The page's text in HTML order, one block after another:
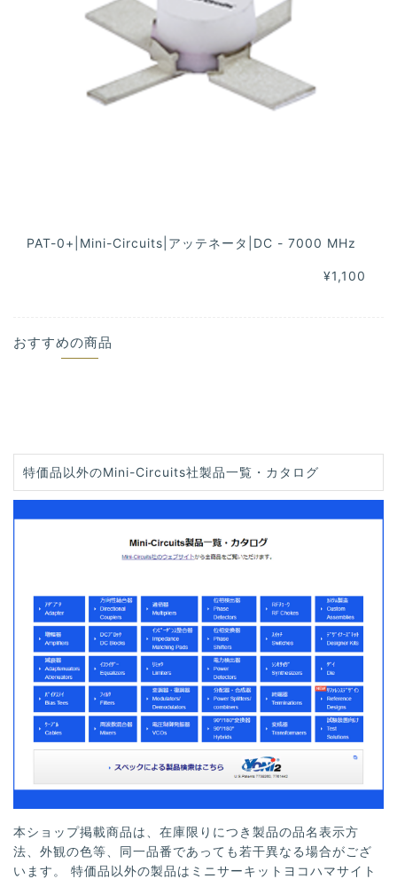
PAT-0+|Mini-Circuits|アッテネータ|DC - 7000 MHz
¥1,100
おすすめの商品
特価品以外のMini-Circuits社製品一覧・カタログ
本ショップ掲載商品は、在庫限りにつき製品の品名表示方
法、外観の色等、同一品番であっても若干異なる場合がござ
います。 特価品以外の製品はミニサーキットヨコハマサイト